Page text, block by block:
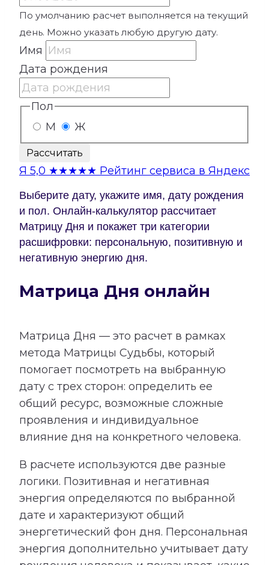
По умолчанию расчет выполняется на текущий
день. Можно указать любую другую дату.
Имя
Дата рождения
Пол
М
Ж
Рассчитать
Я 5,0 ★★★★★ Рейтинг сервиса в Яндекс
Выберите дату, укажите имя, дату рождения
и пол. Онлайн-калькулятор рассчитает
Матрицу Дня и покажет три категории
расшифровки: персональную, позитивную и
негативную энергию дня.
Матрица Дня онлайн
Матрица Дня — это расчет в рамках
метода Матрицы Судьбы, который
помогает посмотреть на выбранную
дату с трех сторон: определить ее
общий ресурс, возможные сложные
проявления и индивидуальное
влияние дня на конкретного человека.
В расчете используются две разные
логики. Позитивная и негативная
энергия определяются по выбранной
дате и характеризуют общий
энергетический фон дня. Персональная
энергия дополнительно учитывает дату